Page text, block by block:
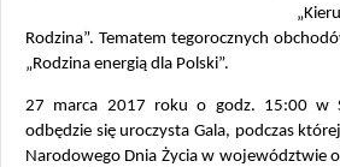
Rodzina”. Tematem tegorocznych
„Rodzina energią dla Polski”.
27 marca 2017 roku o godz. 15:00 w
odbędzie się uroczysta Gala, podczas
Narodowego Dnia Życia w województwie